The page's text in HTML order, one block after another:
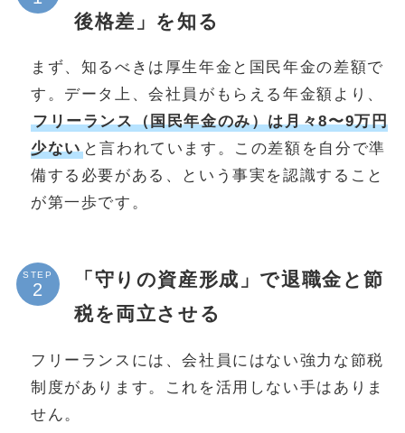
後格差」を知る
まず、知るべきは厚生年金と国民年金の差額で
す。データ上、会社員がもらえる年金額より、
フリーランス（国民年金のみ）は月々8〜9万円
少ないと言われています。この差額を自分で準
備する必要がある、という事実を認識すること
が第一歩です。
STEP
「守りの資産形成」で退職金と節
税を両立させる
フリーランスには、会社員にはない強力な節税
制度があります。これを活用しない手はありま
せん。